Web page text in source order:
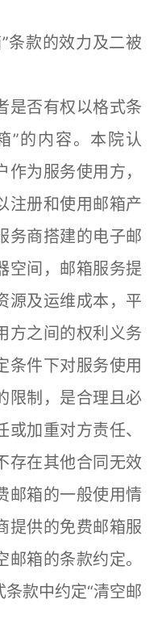
款的效力及二被
否有权以格式条
”的内容。本院认
为服务使用方，
注册和使用邮箱产
务商搭建的电子邮
空间，邮箱服务提
源及运维成本，平
方之间的权利义务
条件下对服务使用
限制，是合理且必
加重对方责任、
存在其他合同无效
邮箱的一般使用情
提供的免费邮箱服
箱的条款约定。
款中约定“清空邮